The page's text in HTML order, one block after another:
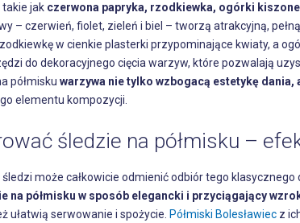
jak czerwona papryka, rzodkiewka, ogórki
– czerwień, fiolet, zieleń i biel – tworzą atrakcyjną,
w cienkie plasterki przypominające kwiaty, a
do dekoracyjnego cięcia warzyw, które pozwalają
półmisku warzywa nie tylko wzbogacą estetykę
elementu kompozycji.
śledzie na półmisku –
może całkowicie odmienić odbiór tego
na półmisku w sposób elegancki i przyciągający
ułatwią serwowanie i spożycie. Półmiski Bolesławiec z